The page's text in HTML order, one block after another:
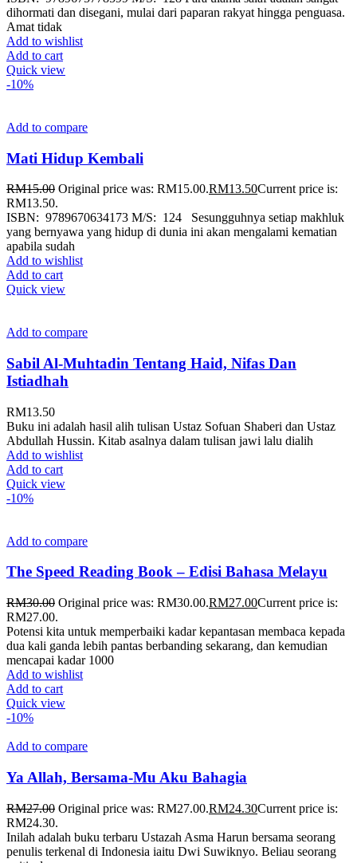
dihormati dan disegani, mulai dari paparan rakyat hingga penguasa.
Amat tidak
Add to wishlist
Add to cart
Quick view
-10%
Add to compare
Mati Hidup Kembali
RM15.00 Original price was: RM15.00.RM13.50Current price is:
RM13.50.
ISBN: 9789670634173 M/S: 124 Sesungguhnya setiap makhluk
yang bernyawa yang hidup di dunia ini akan mengalami kematian
apabila sudah
Add to wishlist
Add to cart
Quick view
Add to compare
Sabil Al-Muhtadin Tentang Haid, Nifas Dan
Istiadhah
RM13.50
Buku ini adalah hasil alih tulisan Ustaz Sofuan Shaberi dan Ustaz
Abdullah Hussin. Kitab asalnya dalam tulisan jawi lalu dialih
Add to wishlist
Add to cart
Quick view
-10%
Add to compare
The Speed Reading Book – Edisi Bahasa Melayu
RM30.00 Original price was: RM30.00.RM27.00Current price is:
RM27.00.
Potensi kita untuk memperbaiki kadar kepantasan membaca kepada
dua kali ganda lebih pantas berbanding sekarang, dan kemudian
mencapai kadar 1000
Add to wishlist
Add to cart
Quick view
-10%
Add to compare
Ya Allah, Bersama-Mu Aku Bahagia
RM27.00 Original price was: RM27.00.RM24.30Current price is:
RM24.30.
Inilah adalah buku terbaru Ustazah Asma Harun bersama seorang
penulis terkenal di Indonesia iaitu Dwi Suwiknyo. Beliau seorang